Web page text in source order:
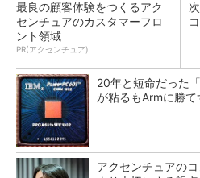
最良の顧客体験をつくるアク
センチュアのカスタマーフロ
ント領域
PR(アクセンチュア)
20年と短命だった
が粘るもArmに勝て
アクセンチュアの